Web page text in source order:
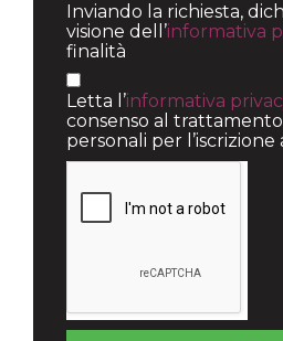
Inviando la richiesta,
visione dell’informativa
finalità
Letta l’informativa
consenso al
personali per